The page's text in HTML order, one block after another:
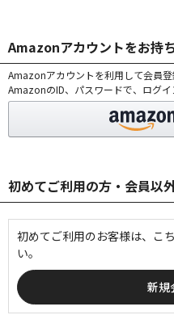
Amazonアカウントをお持
Amazonアカウントを利用して会員登
AmazonのID、パスワードで、ログイ
初めてご利用の方・会員以
初めてご利用のお客様は、こ
い。